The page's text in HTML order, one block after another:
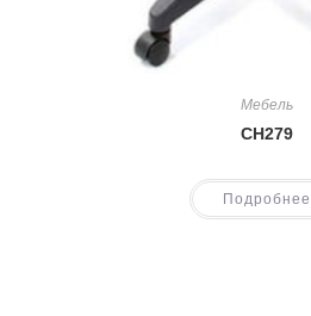
Мебель
CH279
Подробнее